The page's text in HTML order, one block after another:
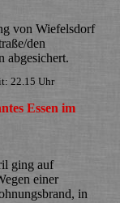
von Wiefelsdorf
den
abgesichert.
22.15 Uhr
Essen im
ging auf
einer
in